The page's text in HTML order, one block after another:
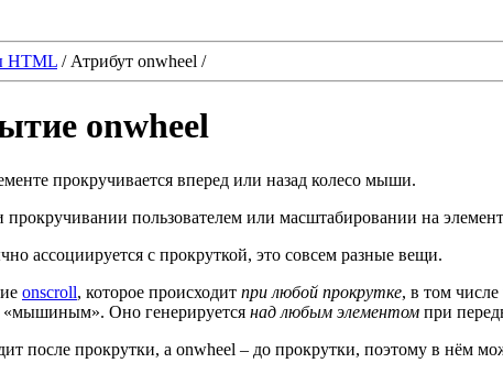
HTML / Атрибут onwheel /
onwheel
прокручивается вперед или назад колесо мыши.
прокручивании пользователем или масштабировании на
ассоциируется с прокруткой, это совсем разные вещи.
onscroll, которое происходит при любой прокрутке, в том числе
«мышиным». Оно генерируется над любым элементом при
после прокрутки, а onwheel – до прокрутки, поэтому в нём